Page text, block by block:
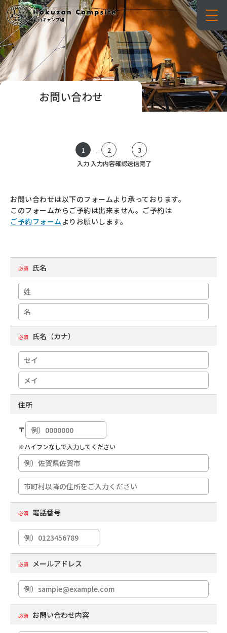
お問い合わせ
1
入力
2
入力内容確認
3
送信完了
お問い合わせは以下のフォームより承っております。
このフォームからご予約は出来ません。ご予約は
ご予約フォームよりお願いします。
必須 氏名
必須 氏名（カナ）
住所
〒
※ハイフンなしで入力してください
必須 電話番号
必須 メールアドレス
必須 お問い合わせ内容